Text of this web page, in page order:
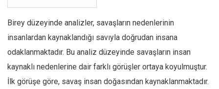
Birey düzeyinde analizler, savaşların nedenlerinin
insanlardan kaynaklandığı savıyla doğrudan insana
odaklanmaktadır. Bu analiz düzeyinde savaşların insan
kaynaklı nedenlerine dair farklı görüşler ortaya koyulmuştur.
İlk görüşe göre, savaş insan doğasından kaynaklanmaktadır.